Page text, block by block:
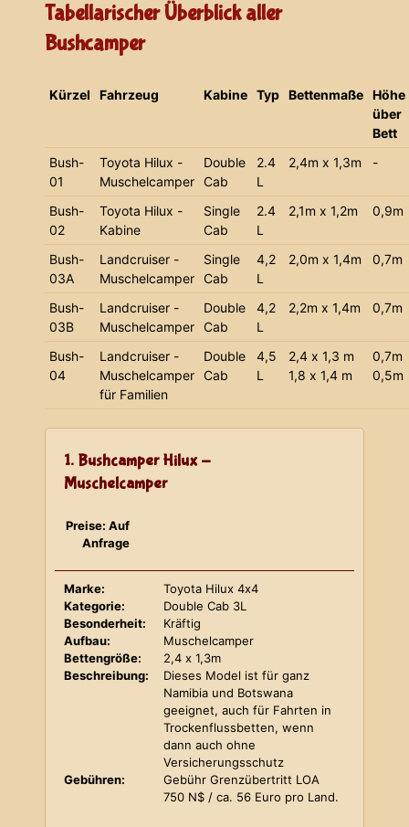
Tabellarischer Überblick aller
Bushcamper
Kürzel Fahrzeug Kabine Typ Bettenmaße Höhe
über
Bett
Bush-
01
Toyota Hilux -
Muschelcamper
Double
Cab
2.4
L
2,4m x 1,3m -
Bush-
02
Toyota Hilux -
Kabine
Single
Cab
2.4
L
2,1m x 1,2m 0,9m
Bush-
03A
Landcruiser -
Muschelcamper
Single
Cab
4,2
L
2,0m x 1,4m 0,7m
Bush-
03B
Landcruiser -
Muschelcamper
Double
Cab
4,2
L
2,2m x 1,4m 0,7m
Bush-
04
Landcruiser -
Muschelcamper
für Familien
Double
Cab
4,5
L
2,4 x 1,3 m
1,8 x 1,4 m
0,7m
0,5m
1. Bushcamper Hilux -
Muschelcamper
Preise: Auf
Anfrage
Marke:
Toyota Hilux 4x4
Kategorie:
Double Cab 3L
Besonderheit:
Kräftig
Aufbau:
Muschelcamper
Bettengröße:
2,4 x 1,3m
Beschreibung:
Dieses Model ist für ganz
Namibia und Botswana
geeignet, auch für Fahrten in
Trockenflussbetten, wenn
dann auch ohne
Versicherungsschutz
Gebühren:
Gebühr Grenzübertritt LOA
750 N$ / ca. 56 Euro pro Land.